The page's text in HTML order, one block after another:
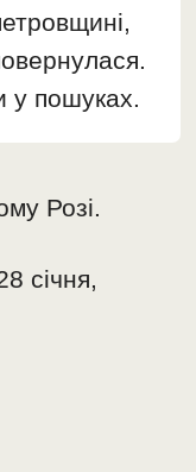
у пошуках.
Розі.
січня,